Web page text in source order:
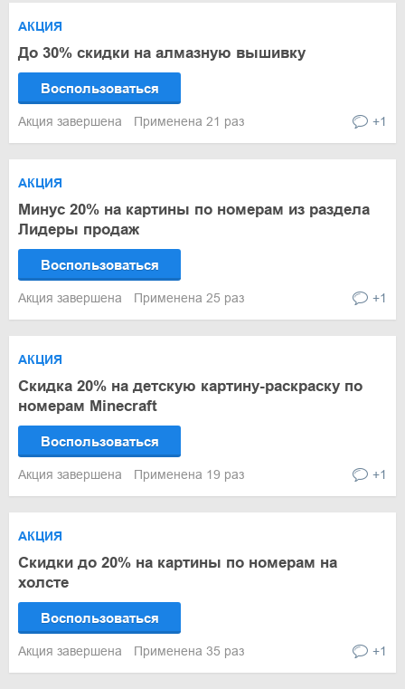
АКЦИЯ
До 30% скидки на алмазную вышивку
Воспользоваться
Акция завершена Применена 21 раз +1
АКЦИЯ
Минус 20% на картины по номерам из раздела
Лидеры продаж
Воспользоваться
Акция завершена Применена 25 раз +1
АКЦИЯ
Скидка 20% на детскую картину-раскраску по
номерам Minecraft
Воспользоваться
Акция завершена Применена 19 раз +1
АКЦИЯ
Скидки до 20% на картины по номерам на
холсте
Воспользоваться
Акция завершена Применена 35 раз +1